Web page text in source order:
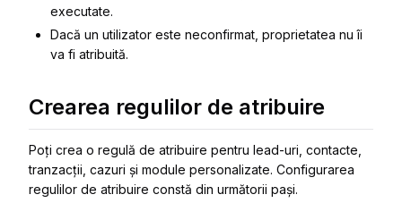
executate.
Dacă un utilizator este neconfirmat, proprietatea nu îi
va fi atribuită.
Crearea regulilor de atribuire
Poți crea o regulă de atribuire pentru lead-uri, contacte,
tranzacții, cazuri și module personalizate. Configurarea
regulilor de atribuire constă din următorii pași.